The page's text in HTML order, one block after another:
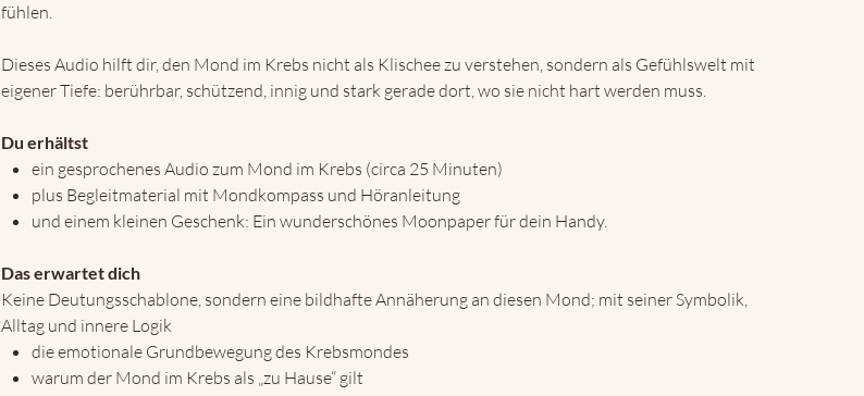
fühlen.
Dieses Audio hilft dir, den Mond im Krebs nicht als Klischee zu verstehen, sondern als Gefühlswelt mit
eigener Tiefe: berührbar, schützend, innig und stark gerade dort, wo sie nicht hart werden muss.
Du erhältst
ein gesprochenes Audio zum Mond im Krebs (circa 25 Minuten)
plus Begleitmaterial mit Mondkompass und Höranleitung
und einem kleinen Geschenk: Ein wunderschönes Moonpaper für dein Handy.
Das erwartet dich
Keine Deutungsschablone, sondern eine bildhafte Annäherung an diesen Mond; mit seiner Symbolik,
Alltag und innere Logik
die emotionale Grundbewegung des Krebsmondes
warum der Mond im Krebs als „zu Hause“ gilt